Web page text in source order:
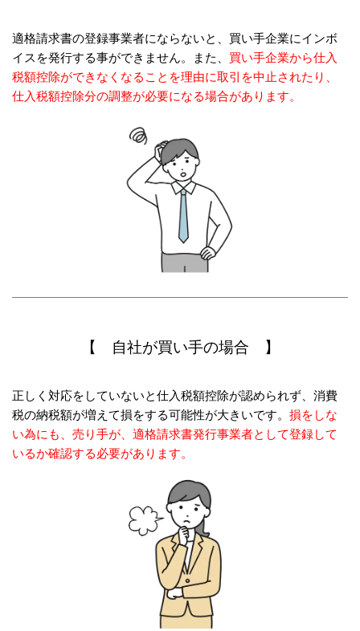
適格請求書の登録事業者にならないと、買い手企業にインボ
イスを発行する事ができません。また、 買い手企業から仕入
税額控除ができなくなることを理由に取引を中止されたり、
仕入税額控除分の調整が必要になる場合があります。
【 自社が買い手の場合 】
正しく対応をしていないと仕入税額控除が認められず、 消費
税の納税額が増えて損をする可能性が大きいです。 損をしな
い為にも、売り手が、適格請求書発行事業者として登録して
いるか確認する必要があります。